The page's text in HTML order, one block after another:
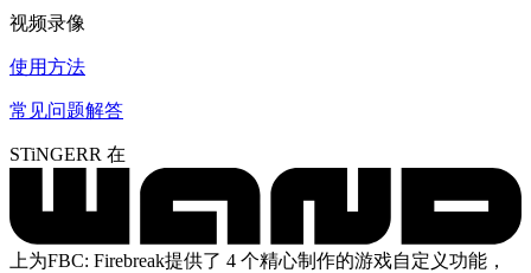
视频录像
使用方法
常见问题解答
STiNGERR 在
上为FBC: Firebreak提供了 4 个精心制作的游戏自定义功能，